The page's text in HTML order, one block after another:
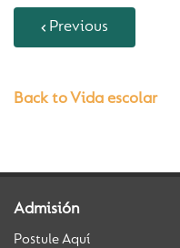
Previous
Back to Vida escolar
Admisión
Postule Aquí